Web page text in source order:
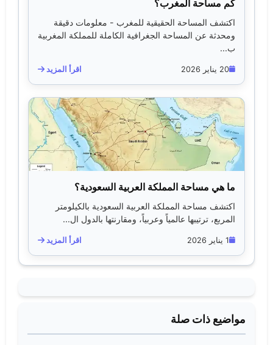
كم مساحة المغرب؟
اكتشف المساحة الحقيقية للمغرب - معلومات دقيقة
ومحدثة عن المساحة الجغرافية الكاملة للمملكة المغربية
ب...
20 يناير 2026 اقرأ المزيد
ما هي مساحة المملكة العربية السعودية؟
اكتشف مساحة المملكة العربية السعودية بالكيلومتر
المربع، ترتيبها عالمياً وعربياً، ومقارنتها بالدول ال...
1 يناير 2026 اقرأ المزيد
مواضيع ذات صلة